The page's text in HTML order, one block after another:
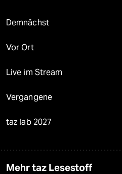
Demnächst
Vor Ort
Live im Stream
Vergangene
taz lab 2027
Mehr taz Lesestoff